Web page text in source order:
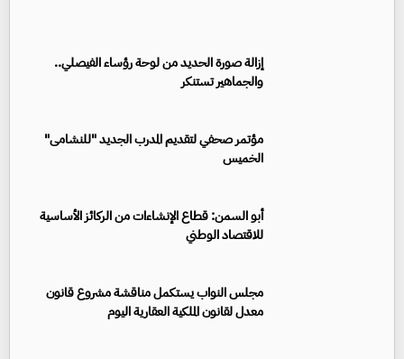
إزالة صورة الحديد من لوحة رؤساء الفيصلي..
والجماهير تستنكر
مؤتمر صحفي لتقديم المدرب الجديد "للنشامى"
الخميس
أبو السمن: قطاع الإنشاءات من الركائز الأساسية
للاقتصاد الوطني
مجلس النواب يستكمل مناقشة مشروع قانون
معدل لقانون الملكية العقارية اليوم